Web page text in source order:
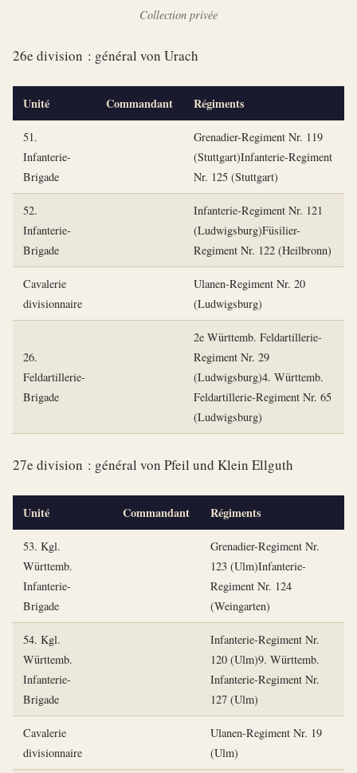
Collection privée
26e division : général von Urach
Unité Commandant Régiments
51.
Infanterie-
Brigade
Grenadier-Regiment Nr. 119
(Stuttgart)Infanterie-Regiment
Nr. 125 (Stuttgart)
52.
Infanterie-
Brigade
Infanterie-Regiment Nr. 121
(Ludwigsburg)Füsilier-
Regiment Nr. 122 (Heilbronn)
Cavalerie
divisionnaire
Ulanen-Regiment Nr. 20
(Ludwigsburg)
26.
Feldartillerie-
Brigade
2e Württemb. Feldartillerie-
Regiment Nr. 29
(Ludwigsburg)4. Württemb.
Feldartillerie-Regiment Nr. 65
(Ludwigsburg)
27e division : général von Pfeil und Klein Ellguth
Unité Commandant Régiments
53. Kgl.
Württemb.
Infanterie-
Brigade
Grenadier-Regiment Nr.
123 (Ulm)Infanterie-
Regiment Nr. 124
(Weingarten)
54. Kgl.
Württemb.
Infanterie-
Brigade
Infanterie-Regiment Nr.
120 (Ulm)9. Württemb.
Infanterie-Regiment Nr.
127 (Ulm)
Cavalerie
divisionnaire
Ulanen-Regiment Nr. 19
(Ulm)